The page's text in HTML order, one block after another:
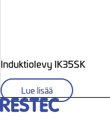
Induktiolevy IK35SK
Lue lisää